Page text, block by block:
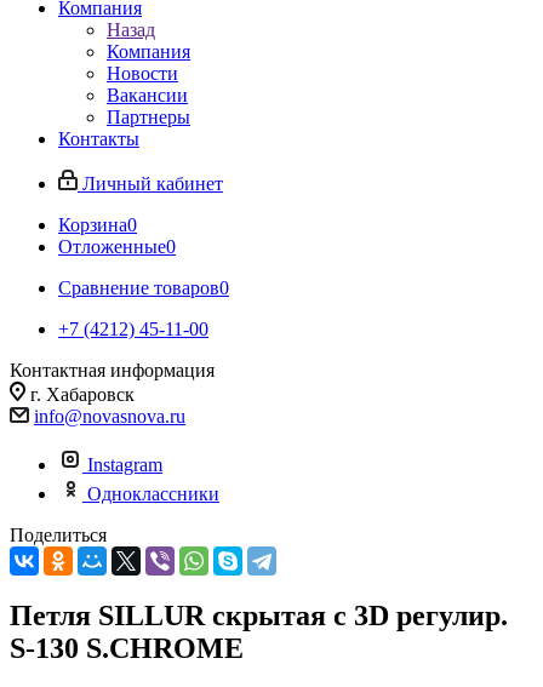
Компания
Назад
Компания
Новости
Вакансии
Партнеры
Контакты
Личный кабинет
Корзина0
Отложенные0
Сравнение товаров0
+7 (4212) 45-11-00
Контактная информация
г. Хабаровск
info@novasnova.ru
Instagram
Одноклассники
Поделиться
Петля SILLUR скрытая с 3D регулир.
S-130 S.CHROME